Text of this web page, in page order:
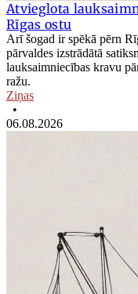
Atvieglota
Rīgas ostu
Arī šogad ir spēkā pērn
pārvaldes izstrādātā
lauksaimniecības kravu
ražu.
Ziņas
•
06.08.2026